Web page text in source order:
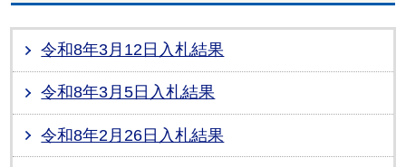
令和8年3月12日入札結果
令和8年3月5日入札結果
令和8年2月26日入札結果